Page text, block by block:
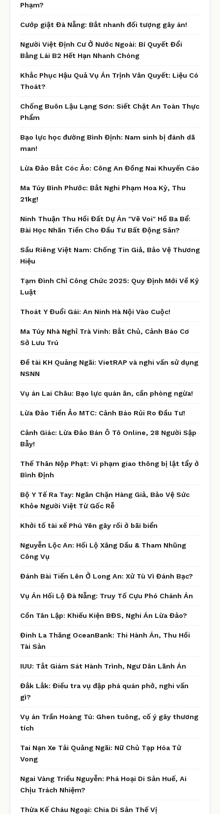
Phạm?
Cướp giật Đà Nẵng: Bắt nhanh đối tượng gây án!
Người Việt Định Cư Ở Nước Ngoài: Bí Quyết Đổi
Bằng Lái B2 Hết Hạn Nhanh Chóng
Khắc Phục Hậu Quả Vụ Án Trịnh Văn Quyết: Liệu Có
Thoát?
Chống Buôn Lậu Lạng Sơn: Siết Chặt An Toàn Thực
Phẩm
Bạo lực học đường Bình Định: Nam sinh bị đánh dã
man!
Lừa Đảo Bắt Cóc Ảo: Công An Đồng Nai Khuyến Cáo
Ma Túy Bình Phước: Bắt Nghi Phạm Hoa Kỳ, Thu
21kg!
Ninh Thuận Thu Hồi Đất Dự Án "Vẽ Voi" Hồ Ba Bể:
Bài Học Nhãn Tiền Cho Đầu Tư Bất Động Sản?
Sầu Riêng Việt Nam: Chống Tin Giả, Bảo Vệ Thương
Hiệu
Tạm Đình Chỉ Công Chức 2025: Quy Định Mới Về Kỷ
Luật
Thoát Y Đuổi Gái: An Ninh Hà Nội Vào Cuộc!
Ma Túy Nhà Nghỉ Trà Vinh: Bắt Chủ, Cảnh Báo Cơ
Sở Lưu Trú
Đề tài KH Quảng Ngãi: VietRAP và nghi vấn sử dụng
NSNN
Vụ án Lai Châu: Bạo lực quán ăn, cần phòng ngừa!
Lừa Đảo Tiền Ảo MTC: Cảnh Báo Rủi Ro Đầu Tư!
Cảnh Giác: Lừa Đảo Bán Ô Tô Online, 28 Người Sập
Bẫy!
Thế Thân Nộp Phạt: Vi phạm giao thông bị lật tẩy ở
Bình Định
Bộ Y Tế Ra Tay: Ngăn Chặn Hàng Giả, Bảo Vệ Sức
Khỏe Người Việt Từ Gốc Rễ
Khởi tố tài xế Phú Yên gây rối ở bãi biển
Nguyễn Lộc An: Hối Lộ Xăng Dầu & Tham Nhũng
Công Vụ
Đánh Bài Tiến Lên Ở Long An: Xử Tù Vì Đánh Bạc?
Vụ Án Hối Lộ Đà Nẵng: Truy Tố Cựu Phó Chánh Án
Cồn Tân Lập: Khiếu Kiện BĐS, Nghi Án Lừa Đảo?
Đinh La Thăng OceanBank: Thi Hành Án, Thu Hồi
Tài Sản
IUU: Tắt Giám Sát Hành Trình, Ngư Dân Lãnh Án
Đắk Lắk: Điều tra vụ đập phá quán phở, nghi vấn
gì?
Vụ án Trần Hoàng Tú: Ghen tuông, cố ý gây thương
tích
Tai Nạn Xe Tải Quảng Ngãi: Nữ Chủ Tạp Hóa Tử
Vong
Ngai Vàng Triều Nguyễn: Phá Hoại Di Sản Huế, Ai
Chịu Trách Nhiệm?
Thừa Kế Cháu Ngoại: Chia Di Sản Thế Vị